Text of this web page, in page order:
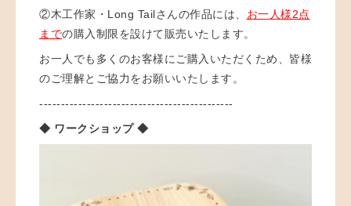
②木工作家・Long Tailさんの作品には、 お一人様2点
までの購入制限を設けて販売いたします。
お一人でも多くのお客様にご購入いただくため、皆様
のご理解とご協力をお願いいたします。
---------------------------------------------
◆ ワークショップ ◆